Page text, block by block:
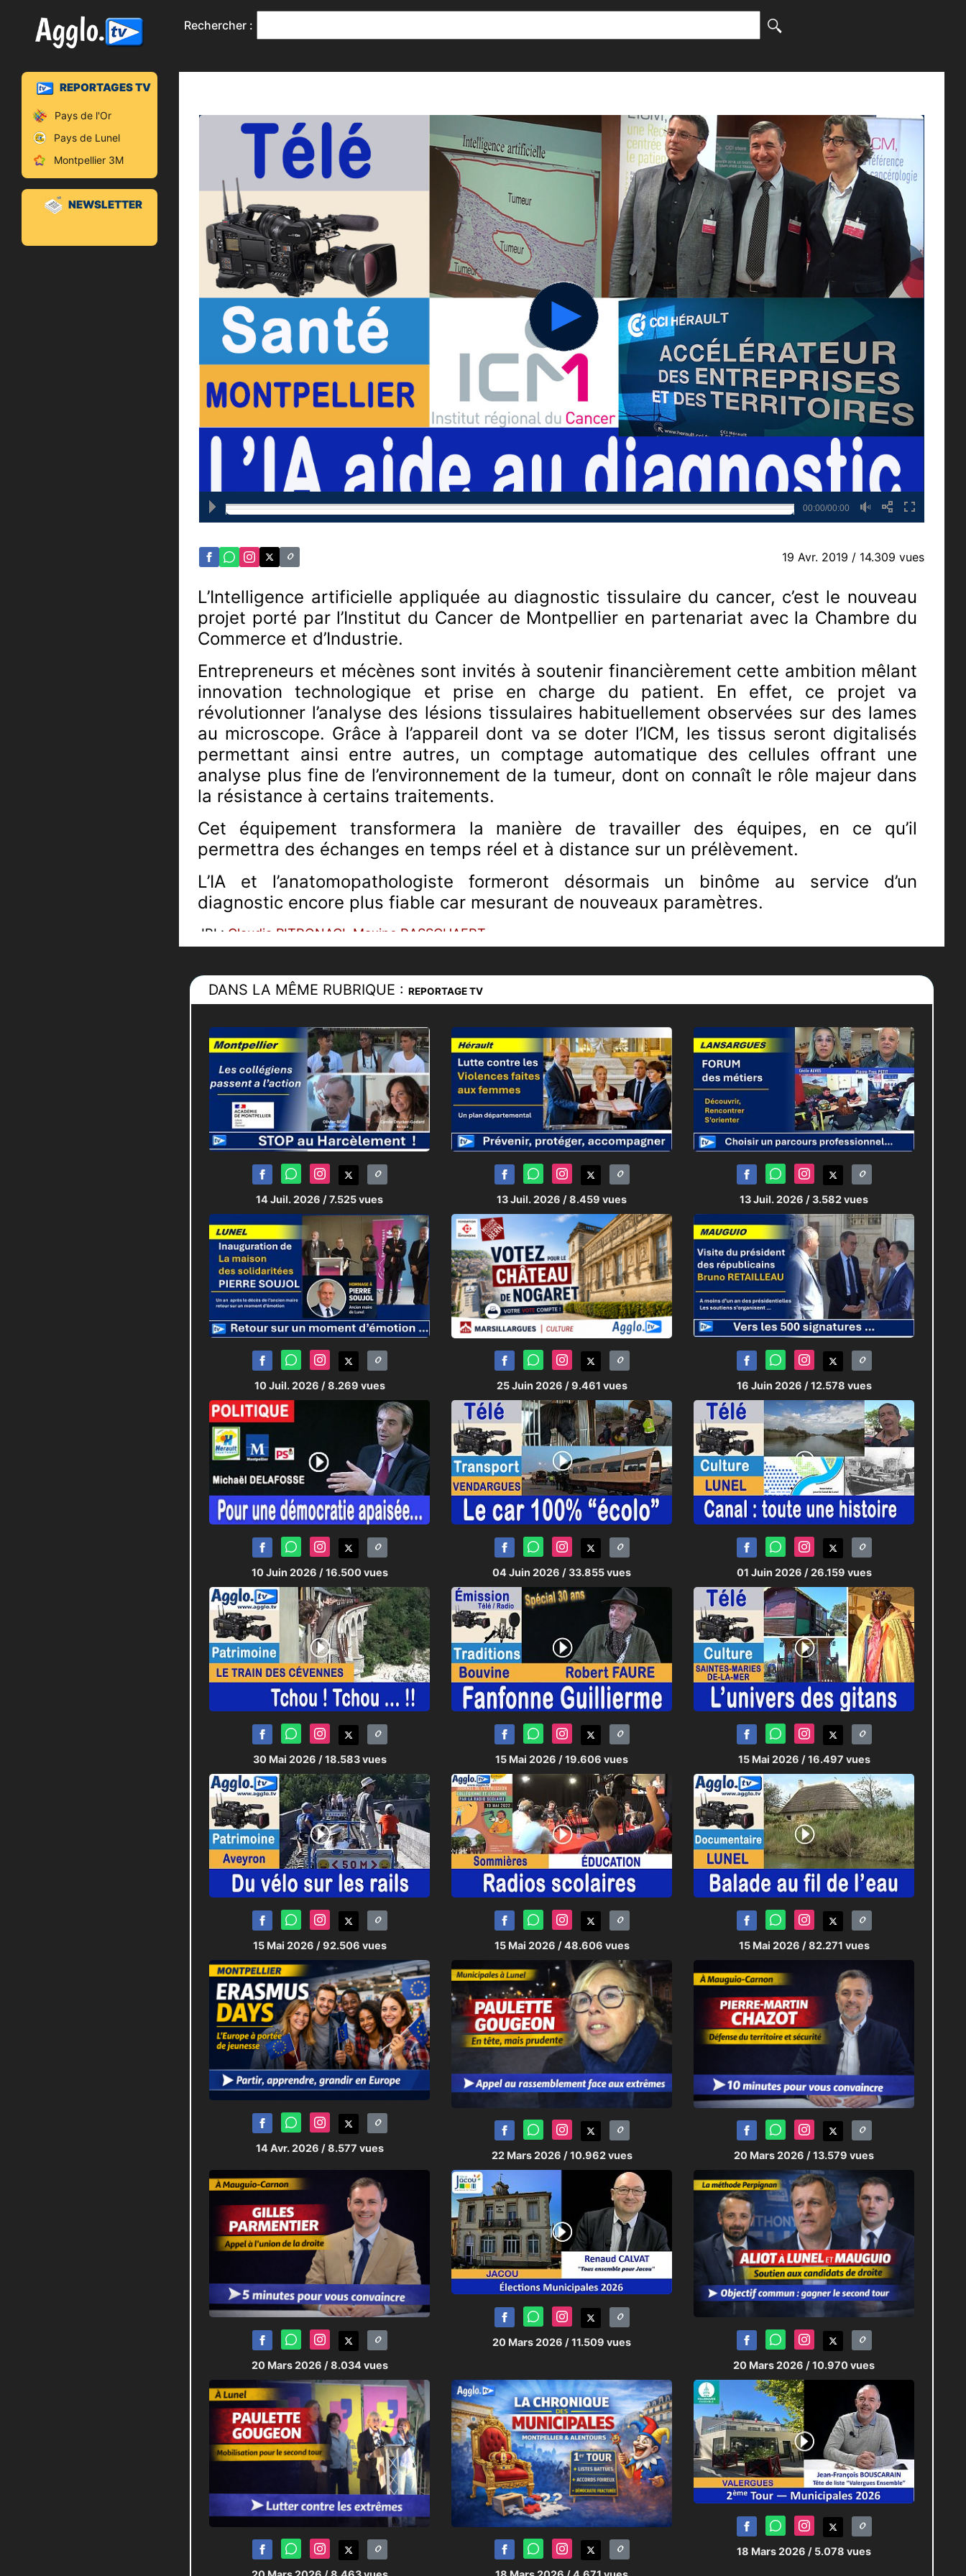
[()]
Rechercher :
REPORTAGES TV
Pays de l'Or
Pays de Lunel
Montpellier 3M
NEWSLETTER
00:00/00:00
19 Avr. 2019 / 14.309 vues
L’Intelligence artificielle appliquée au diagnostic tissulaire du cancer, c’est le nouveau
projet porté par l’Institut du Cancer de Montpellier en partenariat avec la Chambre du
Commerce et d’Industrie.
Entrepreneurs et mécènes sont invités à soutenir financièrement cette ambition mêlant
innovation technologique et prise en charge du patient. En effet, ce projet va
révolutionner l’analyse des lésions tissulaires habituellement observées sur des lames
au microscope. Grâce à l’appareil dont va se doter l’ICM, les tissus seront digitalisés
permettant ainsi entre autres, un comptage automatique des cellules offrant une
analyse plus fine de l’environnement de la tumeur, dont on connaît le rôle majeur dans
la résistance à certains traitements.
Cet équipement transformera la manière de travailler des équipes, en ce qu’il
permettra des échanges en temps réel et à distance sur un prélèvement.
L’IA et l’anatomopathologiste formeront désormais un binôme au service d’un
diagnostic encore plus fiable car mesurant de nouveaux paramètres.
JRI : Claudia PITRONACI Maxine RASSCHAERT
DANS LA MÊME RUBRIQUE :REPORTAGE TV
14 Juil. 2026 / 7.525 vues 13 Juil. 2026 / 8.459 vues 13 Juil. 2026 / 3.582 vues
10 Juil. 2026 / 8.269 vues 25 Juin 2026 / 9.461 vues 16 Juin 2026 / 12.578 vues
10 Juin 2026 / 16.500 vues 04 Juin 2026 / 33.855 vues 01 Juin 2026 / 26.159 vues
30 Mai 2026 / 18.583 vues 15 Mai 2026 / 19.606 vues 15 Mai 2026 / 16.497 vues
15 Mai 2026 / 92.506 vues 15 Mai 2026 / 48.606 vues 15 Mai 2026 / 82.271 vues
14 Avr. 2026 / 8.577 vues
22 Mars 2026 / 10.962 vues 20 Mars 2026 / 13.579 vues
20 Mars 2026 / 8.034 vues
20 Mars 2026 / 11.509 vues
20 Mars 2026 / 10.970 vues
18 Mars 2026 / 5.078 vues